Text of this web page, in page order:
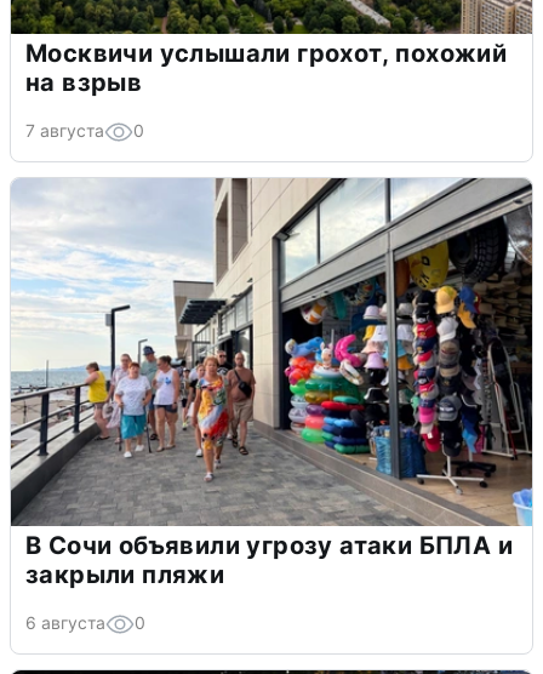
Москвичи услышали грохот, похожий
на взрыв
7 августа 0
В Сочи объявили угрозу атаки БПЛА и
закрыли пляжи
6 августа 0